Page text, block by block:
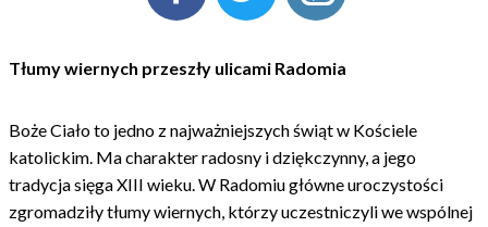
Tłumy wiernych przeszły ulicami Radomia
Boże Ciało to jedno z najważniejszych świąt w Kościele
katolickim. Ma charakter radosny i dziękczynny, a jego
tradycja sięga XIII wieku. W Radomiu główne uroczystości
zgromadziły tłumy wiernych, którzy uczestniczyli we wspólnej